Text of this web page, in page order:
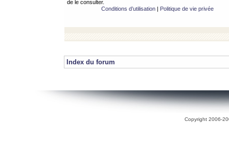
de le consulter.
Conditions d’utilisation| Politique de vie privée
Index du forum
Copyright 2006-